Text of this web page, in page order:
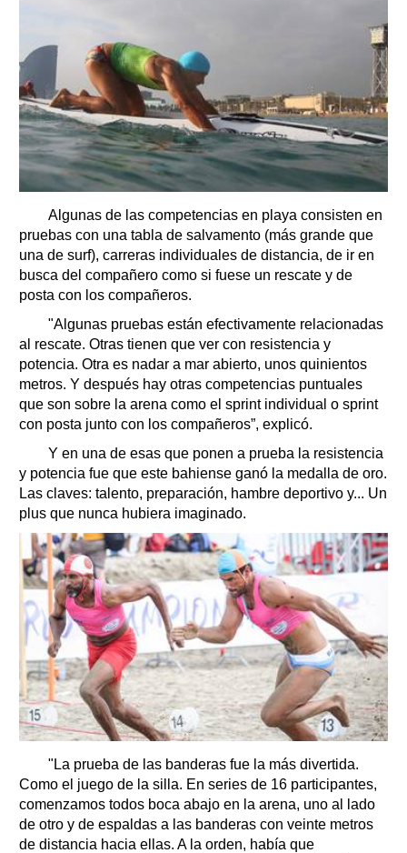
Algunas de las competencias en playa consisten en
pruebas con una tabla de salvamento (más grande que
una de surf), carreras individuales de distancia, de ir en
busca del compañero como si fuese un rescate y de
posta con los compañeros.
"Algunas pruebas están efectivamente relacionadas
al rescate. Otras tienen que ver con resistencia y
potencia. Otra es nadar a mar abierto, unos quinientos
metros. Y después hay otras competencias puntuales
que son sobre la arena como el sprint individual o sprint
con posta junto con los compañeros”, explicó.
Y en una de esas que ponen a prueba la resistencia
y potencia fue que este bahiense ganó la medalla de oro.
Las claves: talento, preparación, hambre deportivo y... Un
plus que nunca hubiera imaginado.
"La prueba de las banderas fue la más divertida.
Como el juego de la silla. En series de 16 participantes,
comenzamos todos boca abajo en la arena, uno al lado
de otro y de espaldas a las banderas con veinte metros
de distancia hacia ellas. A la orden, había que